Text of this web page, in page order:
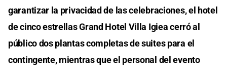
garantizar la privacidad de las celebraciones, el hotel
de cinco estrellas Grand Hotel Villa Igiea cerró al
público dos plantas completas de suites para el
contingente, mientras que el personal del evento